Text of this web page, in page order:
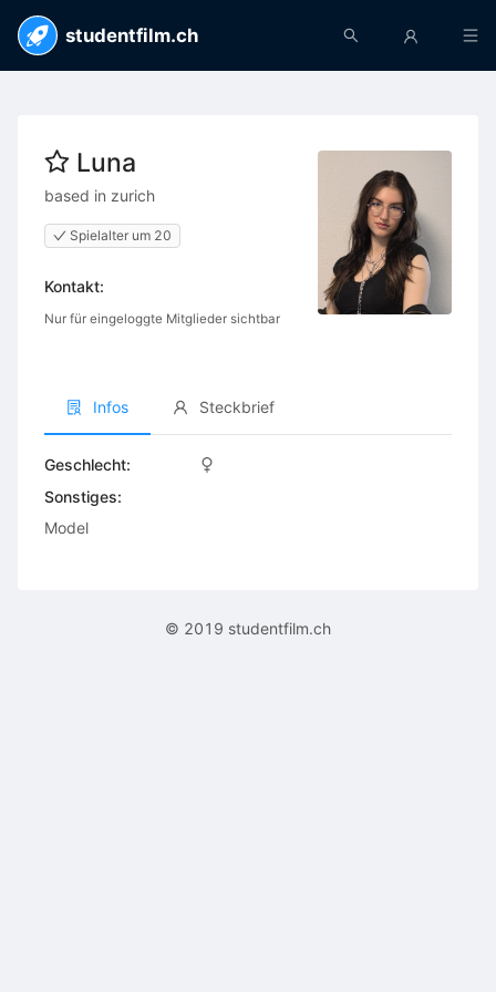
studentfilm.ch
Luna
based in zurich
Spielalter um 20
Kontakt:
Nur für eingeloggte Mitglieder sichtbar
Infos Steckbrief
Geschlecht:
Sonstiges:
Model
© 2019 studentfilm.ch